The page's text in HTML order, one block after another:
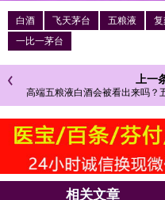
白酒 飞天茅台 五粮液
一比一茅台
上一
高端五粮液白酒会被看出来吗？
粮液白酒直批厂家在哪里
相关文章